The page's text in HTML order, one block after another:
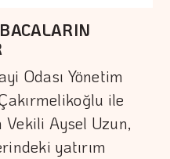
Odası Yönetim
ile
Vekili Aysel Uzun,
yatırım